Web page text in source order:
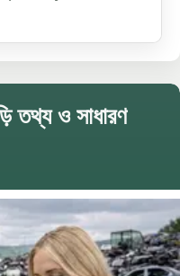
তথ্য ও সাধারণ